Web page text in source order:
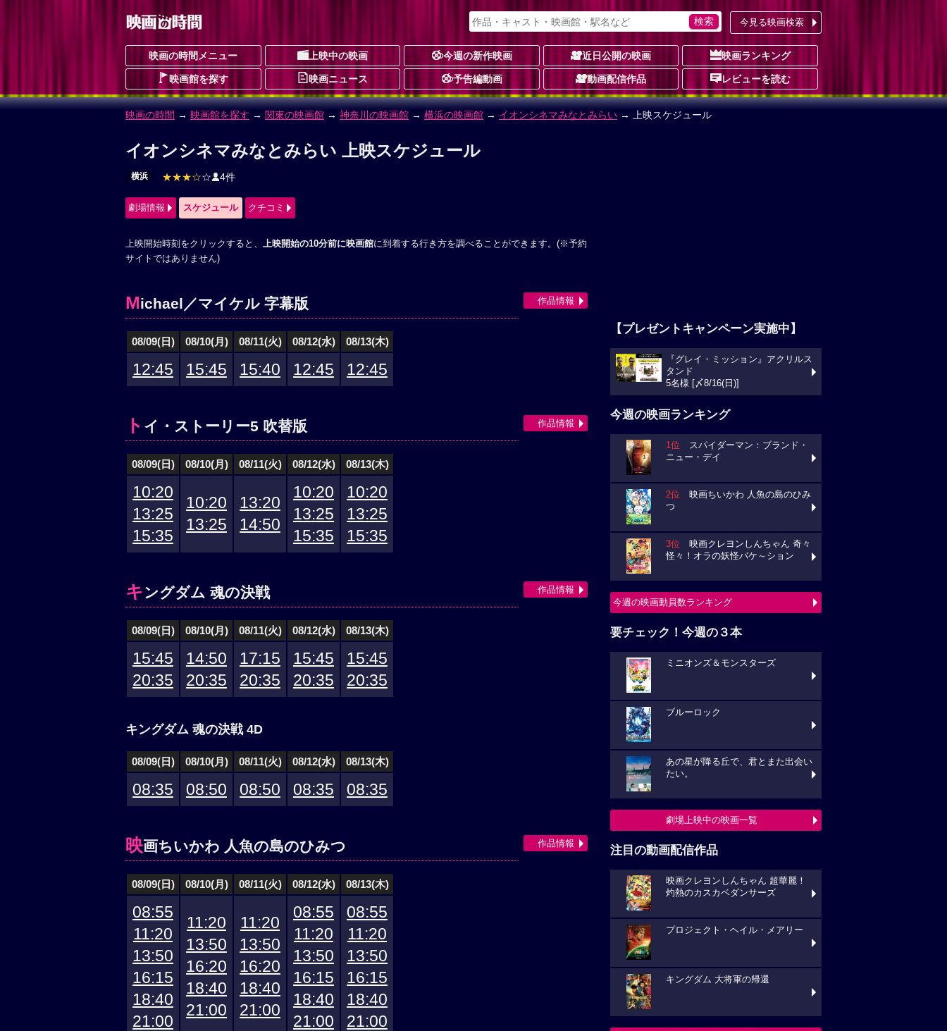
今見る映画検索
映画の時間メニュー 上映中の映画 今週の新作映画 近日公開の映画 映画ランキング
映画館を探す 映画ニュース 予告編動画 動画配信作品 レビューを読む
映画の時間 → 映画館を探す → 関東の映画館 → 神奈川の映画館 → 横浜の映画館 → イオンシネマみなとみらい → 上映スケジュール
イオンシネマみなとみらい 上映スケジュール
横浜 ★★★☆☆ 4件
劇場情報 スケジュール クチコミ
上映開始時刻をクリックすると、 上映開始の10分前に映画館に到着する行き方を調べることができます。(※予約
サイトではありません)
Michael／マイケル 字幕版
08/09(日) 08/10(月) 08/11(火) 08/12(水) 08/13(木)
12:45 15:45 15:40 12:45 12:45
作品情報
ト イ・ストーリー5 吹替版
08/09(日) 08/10(月) 08/11(火) 08/12(水) 08/13(木)
10:20
13:25
15:35
10:20
13:25
13:20
14:50
10:20
13:25
15:35
10:20
13:25
15:35
作品情報
キ ングダム 魂の決戦
08/09(日) 08/10(月) 08/11(火) 08/12(水) 08/13(木)
15:45
20:35
14:50
20:35
17:15
20:35
15:45
20:35
15:45
20:35
キングダム 魂の決戦 4D
08/09(日) 08/10(月) 08/11(火) 08/12(水) 08/13(木)
08:35 08:50 08:50 08:35 08:35
作品情報
映画ちいかわ 人魚の島のひみつ
08/09(日) 08/10(月) 08/11(火) 08/12(水) 08/13(木)
08:55
11:20
13:50
16:15
18:40
21:00
11:20
13:50
16:20
18:40
21:00
11:20
13:50
16:20
18:40
21:00
08:55
11:20
13:50
16:15
18:40
21:00
08:55
11:20
13:50
16:15
18:40
21:00
作品情報
【プレゼントキャンペーン実施中】
『グレイ・ミッション』アクリルス
タンド
5名様 [〆8/16(日)]
今週の映画ランキング
1位 スパイダーマン：ブランド・
ニュー・デイ
2位 映画ちいかわ 人魚の島のひみ
つ
3位 映画クレヨンしんちゃん 奇々
怪々！オラの妖怪バケ～ション
今週の映画動員数ランキング
要チェック！今週の３本
ミニオンズ＆モンスターズ
ブルーロック
あの星が降る丘で、君とまた出会い
たい。
劇場上映中の映画一覧
注目の動画配信作品
映画クレヨンしんちゃん 超華麗！
灼熱のカスカベダンサーズ
プロジェクト・ヘイル・メアリー
キングダム 大将軍の帰還